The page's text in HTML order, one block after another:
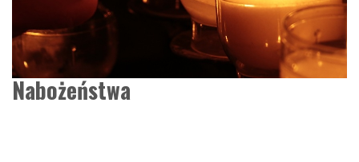
Nabożeństwa